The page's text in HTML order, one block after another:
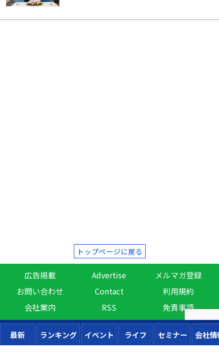
トップページに戻る
広告掲載 Advertise
メルマガ登録
お問い合わせ
Contact
利用規約
会社案内
RSS 免責事項
最新 ランキング イベント ライフ セミナー 会社